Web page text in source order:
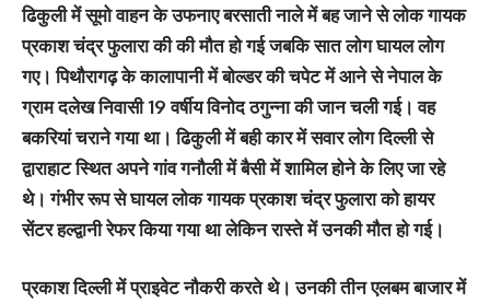
ढिकुली में सूमो वाहन के उफनाए बरसाती नाले में बह जाने से लोक गायक
प्रकाश चंद्र फुलारा की की मौत हो गई जबकि सात लोग घायल लोग
गए। पिथौरागढ़ के कालापानी में बोल्डर की चपेट में आने से नेपाल के
ग्राम दलेख निवासी 19 वर्षीय विनोद ठगुन्ना की जान चली गई। वह
बकरियां चराने गया था। ढिकुली में बही कार में सवार लोग दिल्ली से
द्वाराहाट स्थित अपने गांव गनौली में बैसी में शामिल होने के लिए जा रहे
थे। गंभीर रूप से घायल लोक गायक प्रकाश चंद्र फुलारा को हायर
सेंटर हल्द्वानी रेफर किया गया था लेकिन रास्ते में उनकी मौत हो गई।
प्रकाश दिल्ली में प्राइवेट नौकरी करते थे। उनकी तीन एलबम बाजार में